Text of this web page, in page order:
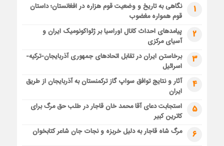
1
نگاهی به تاریخ و وضعیت قوم هزاره در افغانستان؛ داستان
قوم همواره مغضوب
2
پیامدهای احداث کانال اوراسیا بر ژئواکونومیک ایران و
آسیای مرکزی
3
برخاستن ایران در تقابل اتحادهای جمهوری آذربایجان-ترکیه-
اسرائیل
4
آثار و نتایج توافق سواپ گاز ترکمنستان به آذربایجان از طریق
ایران
5
استجابت دعای آقا محمد خان قاجار در طلب حق مرگ برای
کاترین کبیر
6 مرگ شاه قاجار به دلیل خربزه و نجات جان شاعر کتابخوان